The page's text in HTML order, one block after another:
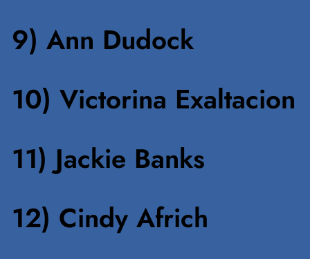
9) Ann Dudock
10) Victorina Exaltacion
11) Jackie Banks
12) Cindy Africh